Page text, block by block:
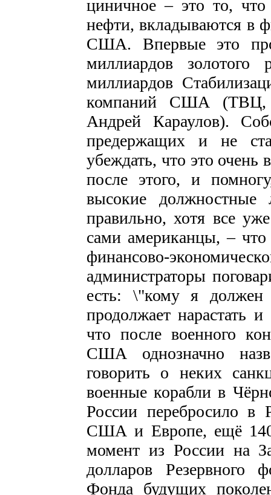
циничное – это то,
нефти, вкладываются в
США. Впервые это
миллиардов
миллиардов
компаний США (ТВЦ,
Андрей Караулов).
предержащих и не
убеждать, что это
после этого, и
высокие должностные
правильно, хотя все
сами американцы, –
финансово-
администраторы
есть: \"кому я
продолжает нарастать
что после военного
США однозначно
говорить о неких
военные корабли в
России перебросило в
США и Европе, ещё
момент из России на
долларов Резервного
Фонда будущих